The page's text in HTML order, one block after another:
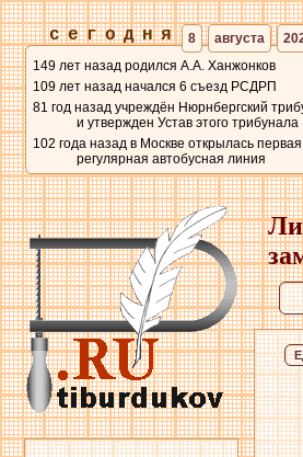
сегодня 8 августа
149 лет назад родился А.А. Ханжонков
109 лет назад начался 6 съезд РСДРП
81 год назад учреждён Нюрнбергский
и утвержден Устав этого трибунала
102 года назад в Москве открылась первая
регулярная автобусная линия